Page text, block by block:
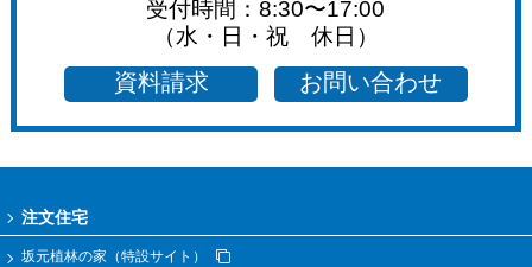
受付時間：8:30〜17:00
（水・日・祝 休日）
資料請求 お問い合わせ
注文住宅
坂元植林の家（特設サイト）